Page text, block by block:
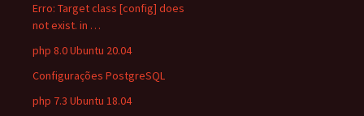
Erro: Target class [config] does
not exist. in …
php 8.0 Ubuntu 20.04
Configurações PostgreSQL
php 7.3 Ubuntu 18.04